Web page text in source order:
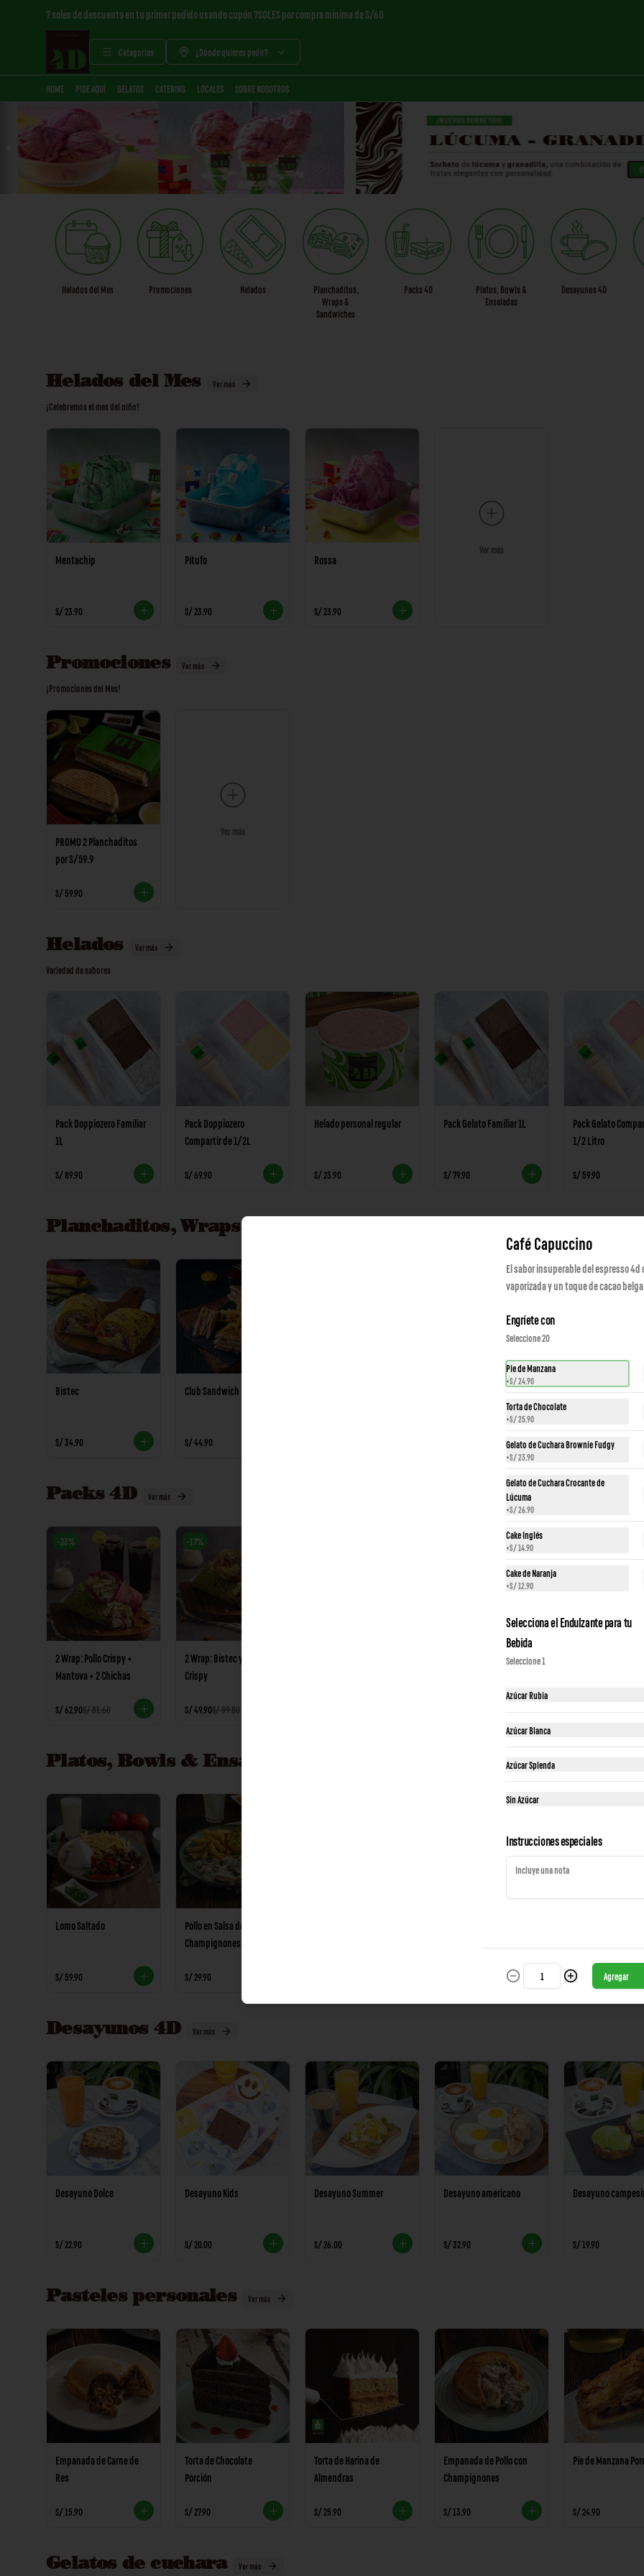
7 soles de descuento en tu primer pedido usando cupón 7SOLES por compra mínima de S/60
Categorías ¿Dónde quieres pedir?
HOME PIDE AQUÍ GELATOS CATERING LOCALES SOBRE NOSOTROS
Helados del Mes Promociones Helados
Planchaditos,
Wraps &
Sandwiches
Packs 4D
Platos, Bowls &
Ensaladas
Desayunos 4D
Helados del Mes Ver más
¡Celebremos el mes del niño!
Mentachip
S/ 23.90
Pitufo
S/ 23.90
Rossa
S/ 23.90
Ver más
Promociones Ver más
¡Promociones del Mes!
PROMO 2 Planchaditos
por S/59.9
S/ 59.90
Ver más
Helados Ver más
Variedad de sabores
Pack Doppiozero Familiar
1L
S/ 89.90
Pack Doppiozero
Compartir de 1/2L
S/ 69.90
Helado personal regular
S/ 23.90
Pack Gelato Familiar 1L
S/ 79.90
Pack Gelato
1/2 Litro
S/ 59.90
Planchaditos, Wraps & Sandwiches
Bistec
S/ 34.90
Club Sandwich
S/ 44.90
Planchadito
S/ 39.90
Packs 4D Ver más
-23%
2 Wrap: Pollo Crispy +
Mantova + 2 Chichas
S/ 62.90S/ 81.60
-17%
2 Wrap: Bistec y Pollo
Crispy
S/ 49.90S/ 59.80
Pack Dulces Momentos
Platos, Bowls & Ensaladas
Lomo Saltado
S/ 59.90
Pollo en Salsa de
Champignones
S/ 29.90 S/ 29.90
Desayunos 4D Ver más
Desayuno Dolce
S/ 22.90
Desayuno Kids
S/ 20.00
Desayuno Summer
S/ 26.00
Desayuno americano
S/ 32.90
Desayuno
S/ 19.90
Pasteles personales Ver más
Empanada de Carne de
Res
S/ 15.90
Torta de Chocolate
Porción
S/ 27.90
Torta de Harina de
Almendras
S/ 25.90
Empanada de Pollo con
Champignones
S/ 13.90
Pie de Manzana
S/ 24.90
Gelatos de cuchara Ver más
Café Capuccino
El sabor insuperable del espresso 4d
vaporizada y un toque de cacao
Engríete con
Seleccione 20
Pie de Manzana
+S/ 24.90
Torta de Chocolate
+S/ 25.90
Gelato de Cuchara Brownie Fudgy
+S/ 23.90
Gelato de Cuchara Crocante de
Lúcuma
+S/ 26.90
Cake Inglés
+S/ 14.90
Cake de Naranja
+S/ 12.90
Selecciona el Endulzante para tu
Bebida
Seleccione 1
Azúcar Rubia
Azúcar Blanca
Azúcar Splenda
Sin Azúcar
Instrucciones especiales
Agregar